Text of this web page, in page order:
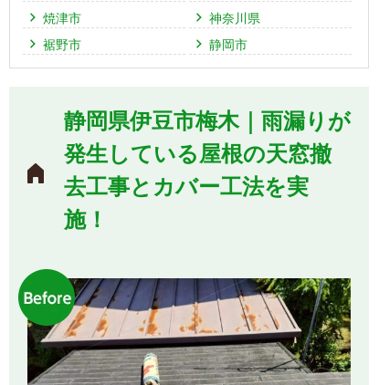
焼津市
神奈川県
裾野市
静岡市
静岡県伊豆市梅木｜雨漏りが
発生している屋根の天窓撤
去工事とカバー工法を実
施！